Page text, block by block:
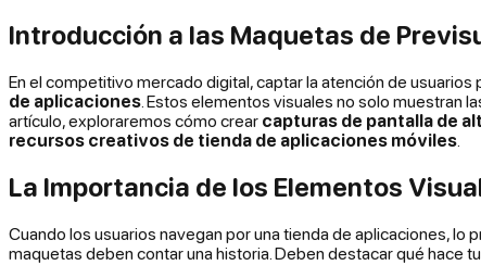
Introducción a las Maquetas de
En el competitivo mercado digital, captar la atención de
de aplicaciones . Estos elementos visuales no solo muestran
artículo, exploraremos cómo crear capturas de pantalla de
recursos creativos de tienda de aplicaciones móviles
La Importancia de los Elementos
Cuando los usuarios navegan por una tienda de aplicaciones, lo
maquetas deben contar una historia. Deben destacar qué hace